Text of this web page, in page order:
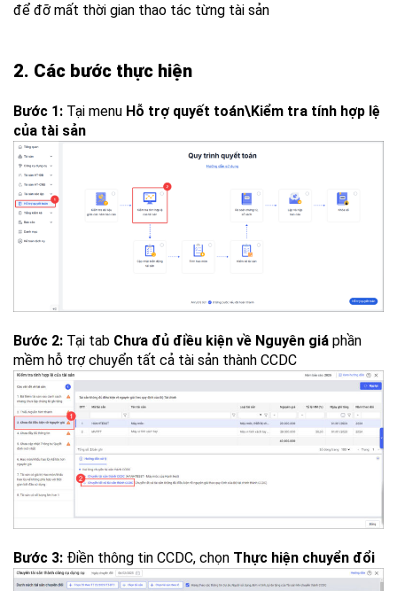
để đỡ mất thời gian thao tác từng tài sản
2. Các bước thực hiện
Bước 1: Tại menu Hỗ trợ quyết toán\Kiểm tra tính hợp lệ
của tài sản
Bước 2: Tại tab Chưa đủ điều kiện về Nguyên giá phần
mềm hỗ trợ chuyển tất cả tài sản thành CCDC
Bước 3: Điền thông tin CCDC, chọn Thực hiện chuyển đổi